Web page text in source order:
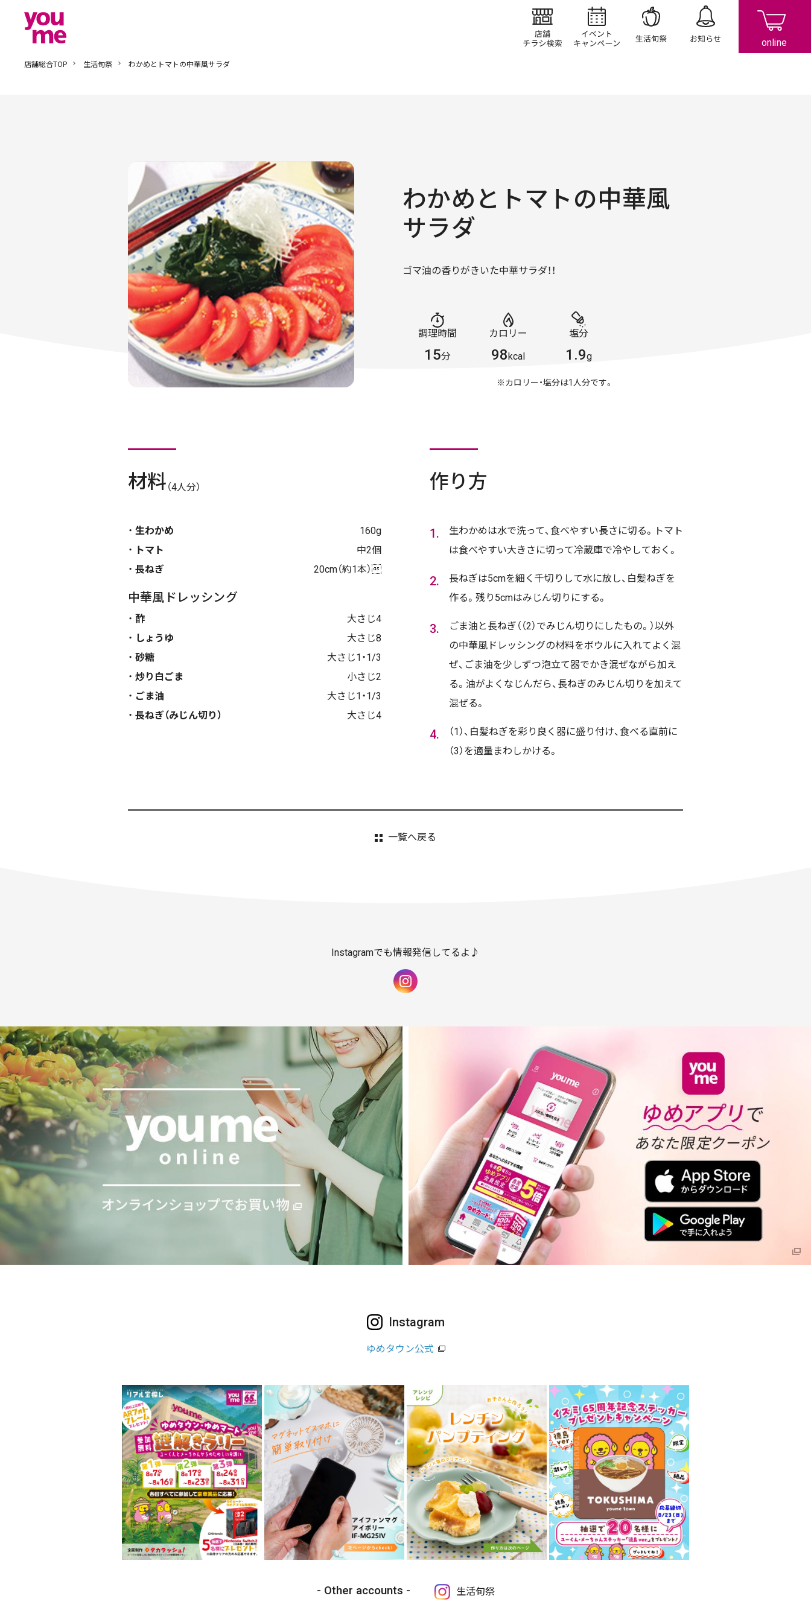
店舗/チラシ検索イベント/キャンペーン
生活旬祭 お知らせ
店舗総合TOP 生活旬祭 わかめとトマトの中華風サラダ
わかめとトマトの中華風
サラダ
ゴマ油の香りがきいた中華サラダ！！
調理時間
15分
カロリー
98kcal
塩分
1.9g
※カロリー・塩分は1人分です。
材料 （4人分）
生わかめ
160g
トマト
中2個
長ねぎ
20cm（約1本）
中華風ドレッシング
酢
大さじ4
しょうゆ
大さじ8
砂糖
大さじ1・1/3
炒り白ごま
小さじ2
ごま油
大さじ1・1/3
長ねぎ（みじん切り）
大さじ4
作り方
生わかめは水で洗って、食べやすい長さに切る。トマト
は食べやすい大きさに切って冷蔵庫で冷やしておく。
長ねぎは5cmを細く千切りして水に放し、白髪ねぎを
作る。残り5cmはみじん切りにする。
ごま油と長ねぎ（（2）でみじん切りにしたもの。）以外
の中華風ドレッシングの材料をボウルに入れてよく混
ぜ、ごま油を少しずつ泡立て器でかき混ぜながら加え
る。油がよくなじんだら、長ねぎのみじん切りを加えて
混ぜる。
（1）、白髪ねぎを彩り良く器に盛り付け、食べる直前に
（3）を適量まわしかける。
一覧へ戻る
Instagramでも情報発信してるよ♪
Instagram
ゆめタウン公式
Other accounts 生活旬祭